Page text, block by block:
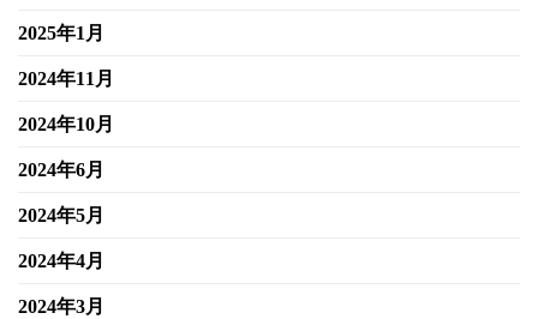
2025年1月
2024年11月
2024年10月
2024年6月
2024年5月
2024年4月
2024年3月